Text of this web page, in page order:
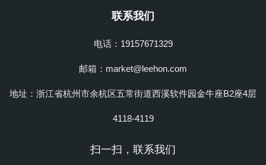
联系我们
电话：19157671329
邮箱：market@leehon.com
地址：浙江省杭州市余杭区五常街道西溪软件园金牛座B2座4层
4118-4119
扫一扫，联系我们